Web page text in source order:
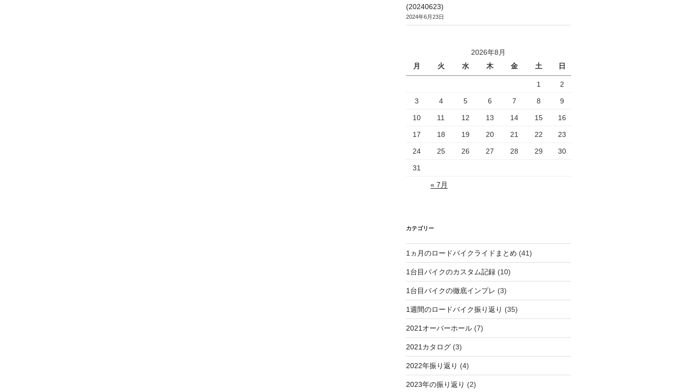
(20240623)
2024年6月23日
2026年8月
月
火 水 木 金 土 日
1 2
3 4 5 6 7 8 9
10 11 12 13 14 15 16
17 18 19 20 21 22 23
24 25 26 27 28 29 30
31
« 7月
カテゴリー
1ヵ月のロードバイクライドまとめ (41)
1台目バイクのカスタム記録(10)
1台目バイクの徹底インプレ (3)
1週間のロードバイク振り返り (35)
2021オーバーホール(7)
2021カタログ(3)
2022年振り返り (4)
2023年の振り返り (2)